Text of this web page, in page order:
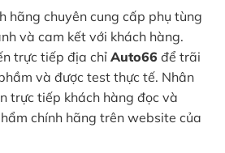
hãng chuyên cung cấp phụ tùng
và cam kết với khách hàng.
trực tiếp địa chỉ Auto66 để trãi
và được test thực tế. Nhân
trực tiếp khách hàng đọc và
chính hãng trên website của